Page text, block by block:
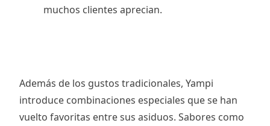
muchos clientes aprecian.
Además de los gustos tradicionales, Yampi
introduce combinaciones especiales que se han
vuelto favoritas entre sus asiduos. Sabores como